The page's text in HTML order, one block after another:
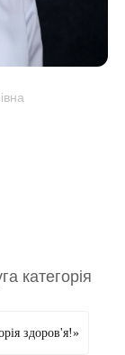
категорія
здоров'я!»